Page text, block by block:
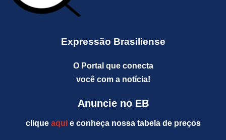
Expressão Brasiliense
O Portal que conecta
você com a notícia!
Anuncie no EB
clique aquie conheça nossa tabela de preços